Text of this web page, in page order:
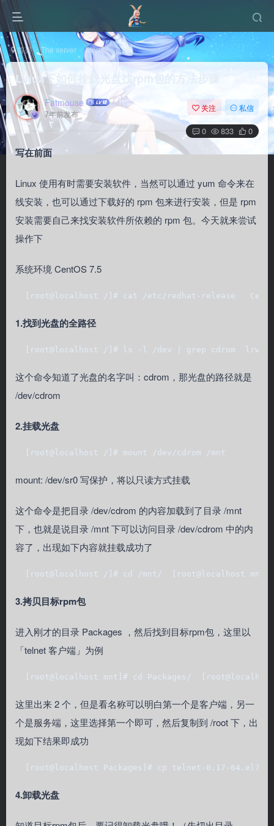
首页 The server Linux 正文
LInux下如何挂载光盘找rpm包的方法步骤
Fatmouse
7年前发布
关注 私信
0 833 0
写在前面
Linux 使用有时需要安装软件，当然可以通过 yum 命令来在
线安装，也可以通过下载好的 rpm 包来进行安装，但是 rpm
安装需要自己来找安装软件所依赖的 rpm 包。今天就来尝试
操作下
系统环境 CentOS 7.5
[root@localhost /]# cat /etc/redhat-release
1.找到光盘的全路径
[root@localhost /]# ls -l /dev | grep cdrom
这个命令知道了光盘的名字叫：cdrom，那光盘的路径就是
/dev/cdrom
2.挂载光盘
  [root@localhost /]# mount /dev/cdrom /mnt
mount: /dev/sr0 写保护，将以只读方式挂载
这个命令是把目录 /dev/cdrom 的内容加载到了目录 /mnt
下，也就是说目录 /mnt 下可以访问目录 /dev/cdrom 中的内
容了，出现如下内容就挂载成功了
[root@localhost /]# cd /mnt/  [root@localhost
3.拷贝目标rpm包
进入刚才的目录 Packages ，然后找到目标rpm包，这里以
「telnet 客户端」为例
[root@localhost mnt]# cd Packages/
这里出来 2 个，但是看名称可以明白第一个是客户端，另一
个是服务端，这里选择第一个即可，然后复制到 /root 下，出
现如下结果即成功
[root@localhost Packages]# cp telnet-0.17-
4.卸载光盘